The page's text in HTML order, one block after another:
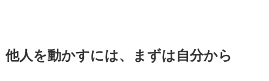
他人を動かすには、まずは自分から